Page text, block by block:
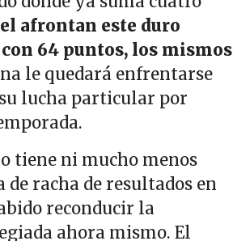
afrontan este duro
64 puntos, los mismos
le quedará enfrentarse
lucha particular por
tiene ni mucho menos
de racha de resultados en
reconducir la
ahora mismo. El